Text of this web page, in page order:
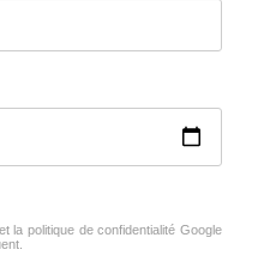
la politique de confidentialité Google